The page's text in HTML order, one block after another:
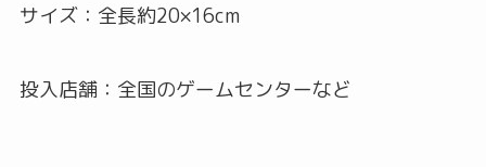
サイズ：全長約20×16cm
投入店舗：全国のゲームセンターなど